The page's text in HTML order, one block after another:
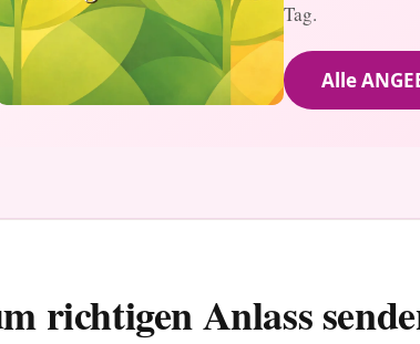
Tag.
Alle
richtigen Anlass